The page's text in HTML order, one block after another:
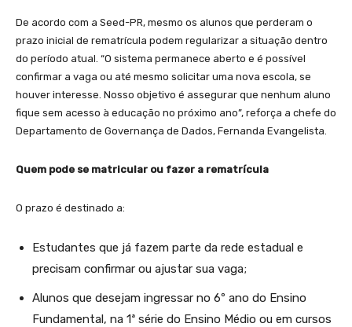
De acordo com a Seed-PR, mesmo os alunos que perderam o
prazo inicial de rematrícula podem regularizar a situação dentro
do período atual. “O sistema permanece aberto e é possível
confirmar a vaga ou até mesmo solicitar uma nova escola, se
houver interesse. Nosso objetivo é assegurar que nenhum aluno
fique sem acesso à educação no próximo ano”, reforça a chefe do
Departamento de Governança de Dados, Fernanda Evangelista.
Quem pode se matricular ou fazer a rematrícula
O prazo é destinado a:
Estudantes que já fazem parte da rede estadual e
precisam confirmar ou ajustar sua vaga;
Alunos que desejam ingressar no 6º ano do Ensino
Fundamental, na 1ª série do Ensino Médio ou em cursos